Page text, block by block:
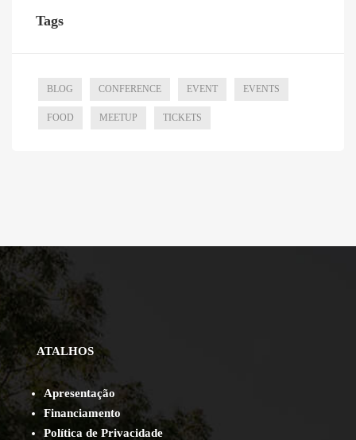
Tags
BLOG CONFERENCE EVENT EVENTS
FOOD MEETUP TICKETS
ATALHOS
Apresentação
Financiamento
Política de Privacidade